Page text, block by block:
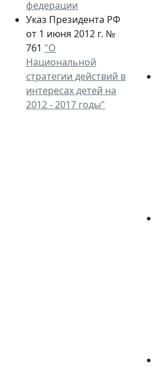
федерации
Указ Президента РФ
от 1 июня 2012 г. №
761 "О
Национальной
стратегии действий в
интересах детей на
2012 - 2017 годы"